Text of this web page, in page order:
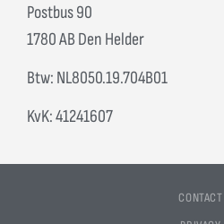
Postbus 90
1780 AB Den Helder
Btw: NL8050.19.704B01
KvK: 41241607
CONTACT